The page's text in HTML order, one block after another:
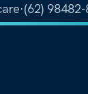
·(62) 98482-